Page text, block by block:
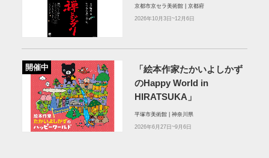
京都市京セラ美術館 | 京都府
2026年10月3日~12月6日
開催中
「絵本作家たかいよしかず
のHappy World in
HIRATSUKA」
平塚市美術館 | 神奈川県
2026年6月27日~9月6日